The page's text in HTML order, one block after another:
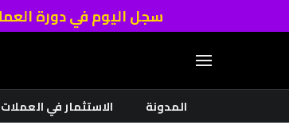
سجل اليوم في دورة
المدونة
الاستثمار في